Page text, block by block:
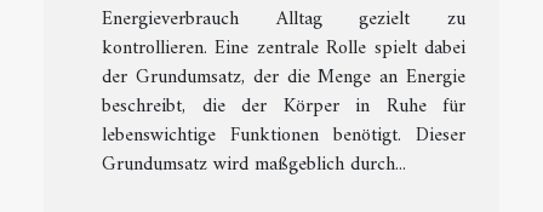
Energieverbrauch Alltag gezielt zu
kontrollieren. Eine zentrale Rolle spielt dabei
der Grundumsatz, der die Menge an Energie
beschreibt, die der Körper in Ruhe für
lebenswichtige Funktionen benötigt. Dieser
Grundumsatz wird maßgeblich durch...